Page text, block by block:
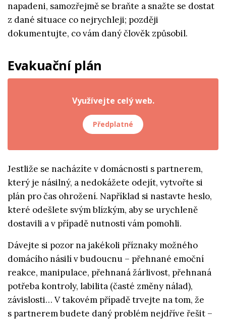
napadeni, samozřejmě se braňte a snažte se dostat
z dané situace co nejrychleji; později
dokumentujte, co vám daný člověk způsobil.
Evakuační plán
Využívejte celý web.
Předplatné
Jestliže se nacházíte v domácnosti s partnerem,
který je násilný, a nedokážete odejít, vytvořte si
plán pro čas ohrožení. Například si nastavte heslo,
které odešlete svým blízkým, aby se urychleně
dostavili a v případě nutnosti vám pomohli.
Dávejte si pozor na jakékoli příznaky možného
domácího násilí v budoucnu – přehnané emoční
reakce, manipulace, přehnaná žárlivost, přehnaná
potřeba kontroly, labilita (časté změny nálad),
závislosti… V takovém případě trvejte na tom, že
s partnerem budete daný problém nejdříve řešit –